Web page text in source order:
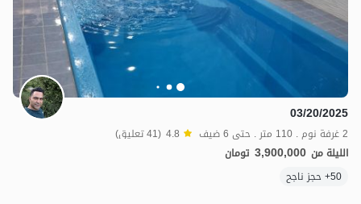
03/20/2025
2 غرفة نوم . 110 متر . حتى 6 ضيف 4.8 (41 تعليق)
الليلة من 3,900,000 تومان
50+ حجز ناجح